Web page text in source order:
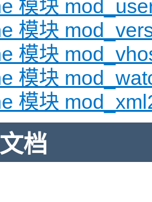
模块
模块
模块
模块
模块
档